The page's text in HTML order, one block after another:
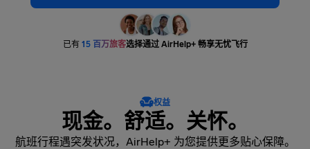
已有 15 百万旅客选择通过 AirHelp+ 畅享无忧飞行
权益
现金。舒适。关怀。
航班行程遇突发状况，AirHelp+ 为您提供更多贴心保障。